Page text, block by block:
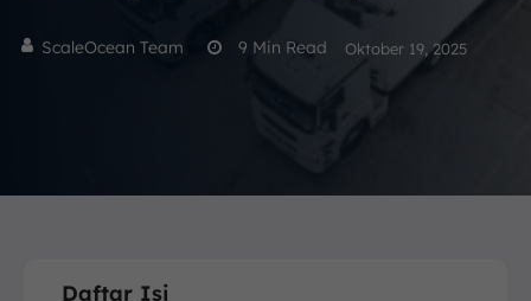
ScaleOcean Team 9 Min Read Oktober 19, 2025
Daftar Isi